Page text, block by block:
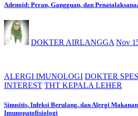
Adenoid: Peran, Gangguan, dan
DOKTER AIRLANGGA Nov
ALERGI IMUNOLOGI DOKTER
INTEREST THT KEPALA LEHER
Sinusitis, Infeksi Berulang, dan Alergi
Imunopatofisiologi